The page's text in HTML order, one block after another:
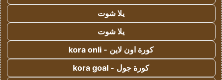
يلا شوت
يلا شوت
كورة اون لاين - kora onli
كورة جول - kora goal